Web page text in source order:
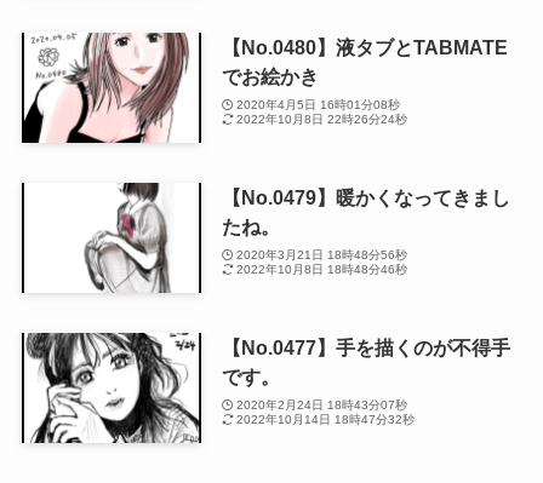
【No.0480】液タブとTABMATE
でお絵かき
2020年4月5日 16時01分08秒
2022年10月8日 22時26分24秒
【No.0479】暖かくなってきまし
たね。
2020年3月21日 18時48分56秒
2022年10月8日 18時48分46秒
【No.0477】手を描くのが不得手
です。
2020年2月24日 18時43分07秒
2022年10月14日 18時47分32秒